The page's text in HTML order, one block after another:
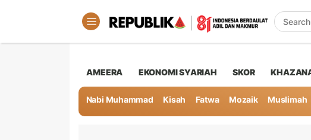
AMEERA EKONOMI SYARIAH SKOR
Nabi Muhammad Kisah Fatwa Mozaik Muslimah